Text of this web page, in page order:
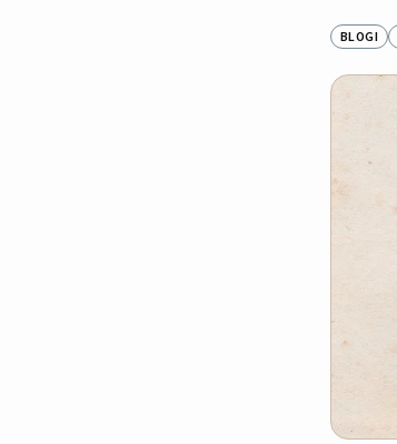
BLOGI